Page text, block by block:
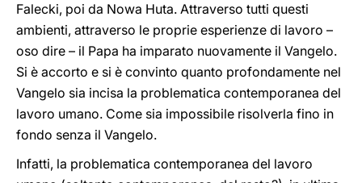
Falecki, poi da Nowa Huta. Attraverso tutti questi
ambienti, attraverso le proprie esperienze di lavoro –
oso dire – il Papa ha imparato nuovamente il Vangelo.
Si è accorto e si è convinto quanto profondamente nel
Vangelo sia incisa la problematica contemporanea del
lavoro umano. Come sia impossibile risolverla fino in
fondo senza il Vangelo.
Infatti, la problematica contemporanea del lavoro